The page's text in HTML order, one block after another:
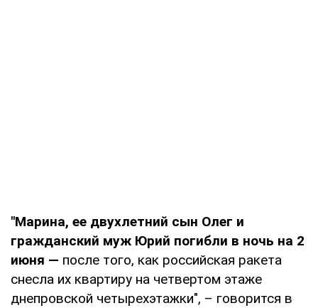
"Марина, ее двухлетний сын Олег и
гражданский муж Юрий погибли в ночь на 2
июня — после того, как российская ракета
снесла их квартиру на четвертом этаже
днепровской четырехэтажки", – говорится в